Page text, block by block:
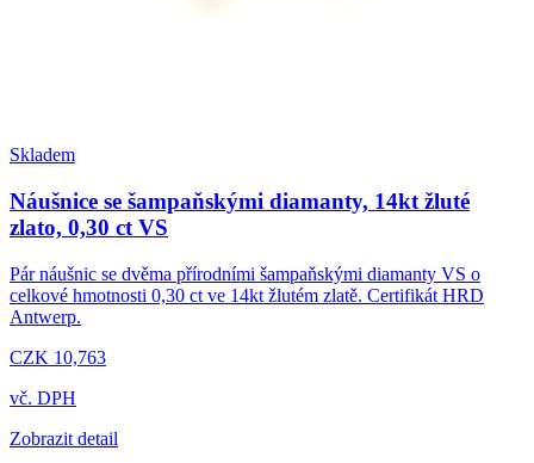
Skladem
Náušnice se šampaňskými diamanty, 14kt žluté
zlato, 0,30 ct VS
Pár náušnic se dvěma přírodními šampaňskými diamanty VS o
celkové hmotnosti 0,30 ct ve 14kt žlutém zlatě. Certifikát HRD
Antwerp.
CZK 10,763
vč. DPH
Zobrazit detail